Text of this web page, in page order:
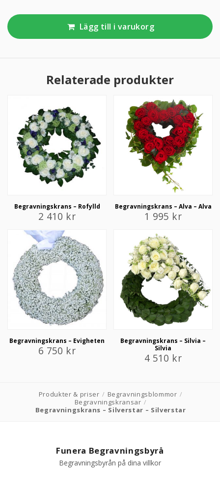
Lägg till i varukorg
Relaterade produkter
Begravningskrans – Rofylld
2 410 kr
Begravningskrans – Alva – Alva
1 995 kr
Begravningskrans – Evigheten
6 750 kr
Begravningskrans – Silvia –
Silvia
4 510 kr
Produkter & priser / Begravningsblommor /
Begravningskransar /
Begravningskrans – Silverstar – Silverstar
Funera Begravningsbyrå
Begravningsbyrån på dina villkor